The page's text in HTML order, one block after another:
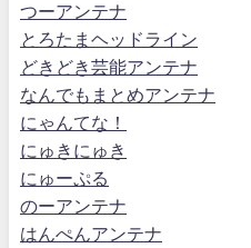
つーアンテナ
とろたまヘッドライン
どきどき芸能アンテナ
なんでもまとめアンテナ
にゃんてな！
にゅきにゅき
にゅーぷる
のーアンテナ
はんぺんアンテナ